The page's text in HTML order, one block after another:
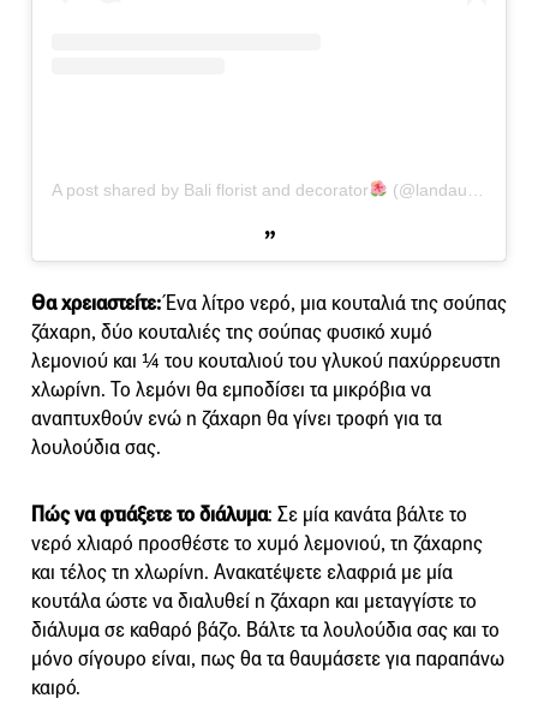
A post shared by Bali florist and decorator (@landauflorist)
Θα χρειαστείτε:Ένα λίτρο νερό, μια κουταλιά της σούπας
ζάχαρη, δύο κουταλιές της σούπας φυσικό χυμό
λεμονιού και ¼ του κουταλιού του γλυκού παχύρρευστη
χλωρίνη. Το λεμόνι θα εμποδίσει τα μικρόβια να
αναπτυχθούν ενώ η ζάχαρη θα γίνει τροφή για τα
λουλούδια σας.
Πώς να φτιάξετε το διάλυμα: Σε μία κανάτα βάλτε το
νερό χλιαρό προσθέστε το χυμό λεμονιού, τη ζάχαρης
και τέλος τη χλωρίνη. Ανακατέψετε ελαφριά με μία
κουτάλα ώστε να διαλυθεί η ζάχαρη και μεταγγίστε το
διάλυμα σε καθαρό βάζο. Βάλτε τα λουλούδια σας και το
μόνο σίγουρο είναι, πως θα τα θαυμάσετε για παραπάνω
καιρό.